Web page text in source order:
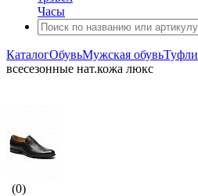
Часы
КаталогОбувьМужская обувьТуфли
всесезонные нат.кожа люкс
(0)